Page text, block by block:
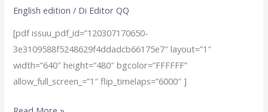
English edition / Di Editor QQ
[pdf issuu_pdf_id=”120307170650-
3e3109588f5248629f4ddadcb66175e7″ layout=”1″
width=”640″ height=”480″ bgcolor=”FFFFFF”
allow_full_screen_=”1″ flip_timelaps=”6000″ ]
May